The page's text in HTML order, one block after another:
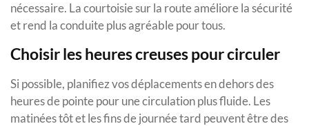
nécessaire. La courtoisie sur la route améliore la sécurité
et rend la conduite plus agréable pour tous.
Choisir les heures creuses pour circuler
Si possible, planifiez vos déplacements en dehors des
heures de pointe pour une circulation plus fluide. Les
matinées tôt et les fins de journée tard peuvent être des